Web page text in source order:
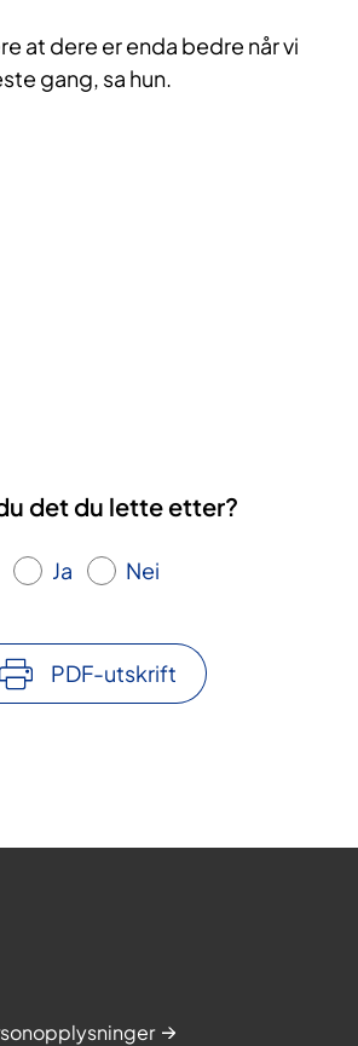
at dere er enda bedre når vi
gang, sa hun.
det du lette etter?
Ja Nei
PDF-utskrift